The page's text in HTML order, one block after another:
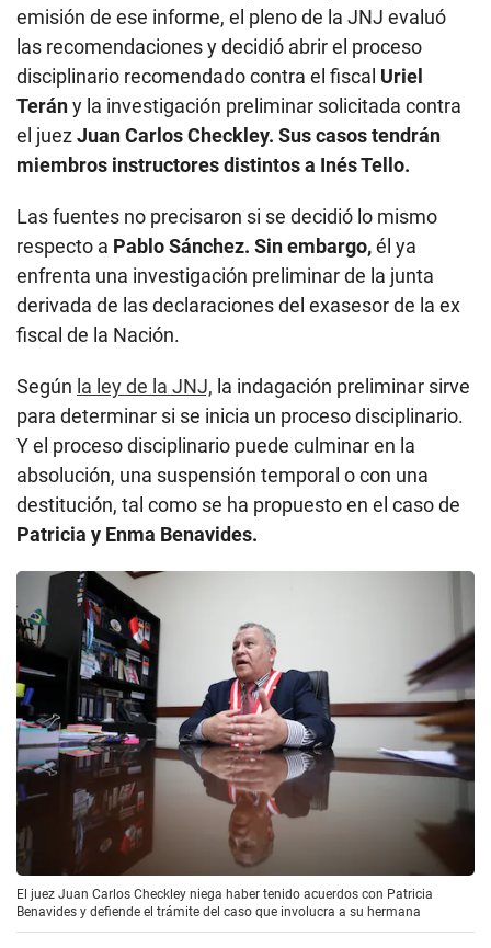
emisión de ese informe, el pleno de la JNJ evaluó
las recomendaciones y decidió abrir el proceso
disciplinario recomendado contra el fiscal Uriel
Terány la investigación preliminar solicitada contra
el juezJuan Carlos Checkley. Sus casos tendrán
miembros instructores distintos a Inés Tello.
Las fuentes no precisaron si se decidió lo mismo
respecto a Pablo Sánchez. Sin embargo,él ya
enfrenta una investigación preliminar de la junta
derivada de las declaraciones del exasesor de la ex
fiscal de la Nación.
Según la ley de la JNJ, la indagación preliminar sirve
para determinar si se inicia un proceso disciplinario.
Y el proceso disciplinario puede culminar en la
absolución, una suspensión temporal o con una
destitución, tal como se ha propuesto en el caso de
Patricia y Enma Benavides.
El juez Juan Carlos Checkley niega haber tenido acuerdos con Patricia
Benavides y defiende el trámite del caso que involucra a su hermana